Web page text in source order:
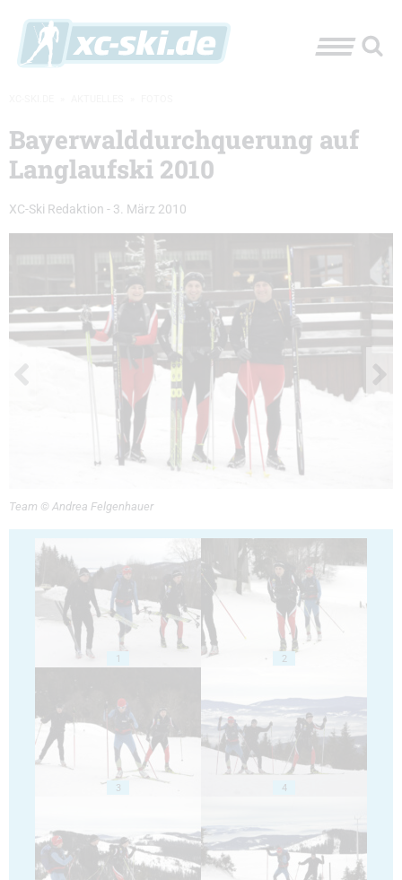
Bayerwalddurchquerung auf
Langlaufski 2010
XC-Ski Redaktion - 3. März 2010
Team © Andrea Felgenhauer
1 2
3 4